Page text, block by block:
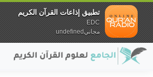
تطبيق إذاعات القرآن الكريم
EDC
مجانيundefined